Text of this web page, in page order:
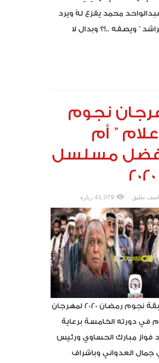
محمد يفزع لهُ ويرد
” ويصفه ..!؟ وبدال لا
نجوم
” أم
افضل مسلسل
اضف تعليق 41,079 زيارة
أسفرت نتائج مسابقة نجوم رمضان 2020 لمهرجان
في دورته الخامسة برعاية
فواز مبارك الحساوي ورئيس
جمال العدواني وباشراف